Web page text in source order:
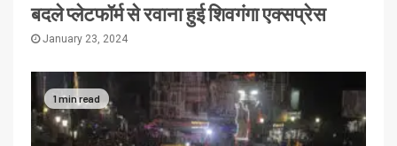
बदले प्लेटफॉर्म से रवाना हुई शिवगंगा एक्सप्रेस
January 23, 2024
1 min read